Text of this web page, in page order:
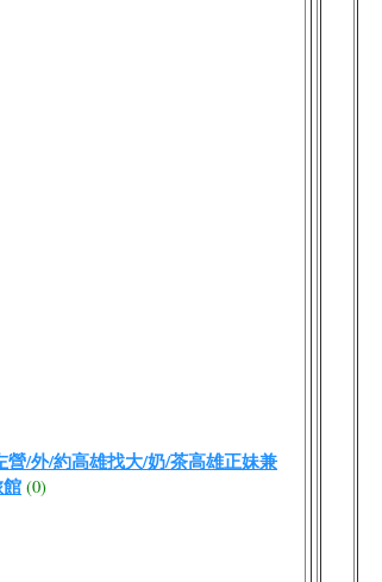
營/外/約高雄找大/奶/茶高雄正妹兼
(0)